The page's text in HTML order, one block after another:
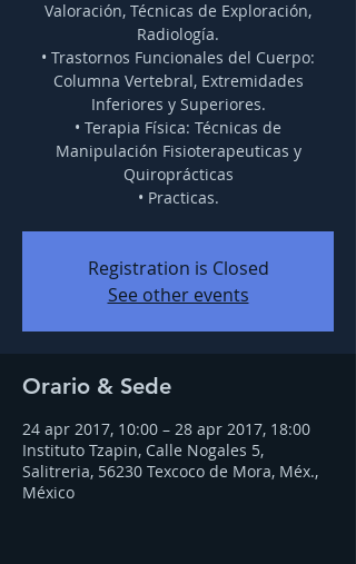
Valoración, Técnicas de Exploración,
Radiología.
• Trastornos Funcionales del Cuerpo:
Columna Vertebral, Extremidades
Inferiores y Superiores.
• Terapia Física: Técnicas de
Manipulación Fisioterapeuticas y
Quiroprácticas
• Practicas.
Registration is Closed
See other events
Orario & Sede
24 apr 2017, 10:00 – 28 apr 2017, 18:00
Instituto Tzapin, Calle Nogales 5,
Salitreria, 56230 Texcoco de Mora, Méx.,
México